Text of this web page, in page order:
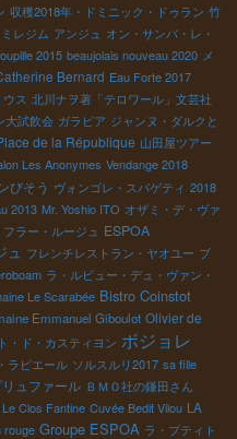
収穫2018年・ドミニック・ドゥラン 竹
レジム アンジュ オン・サンバ・レ・
2015 beaujolais nouveau 2020 メ
Bernard Eau Forte 2017
ス 北川ナヲ著「テロワール」文芸社
大試飲会 ガラピア ジャンヌ・ダルクと
de la République 山田屋ツアー
Les Anonymes Vendange 2018
びそう ヴォンゴレ・スパゲティ 2018
2013 Mr. Yoshio ITO オザミ・デ・ヴァ
フラー・ルージュ ESPOA
ュ フレンチレストラン・ヤオユー ブ
ラ・ルビュー・デュ・ヴァン・
Le Scarabée Bistro Coinstot
Emmanuel Giboulot Olivier de
・ド・カスティヨン ボジョレ
ラピエール ソルスルリ2017 sa fille
ュファール ＢＭＯ社の鎌田さん
Le Clos Fantine Cuvée Bedit Vilou LA
rouge Groupe ESPOA ラ・プティト